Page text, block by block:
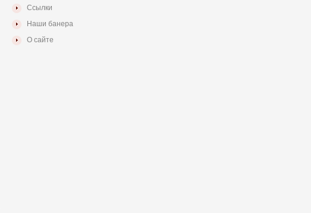
Ссылки
Наши банера
О сайте